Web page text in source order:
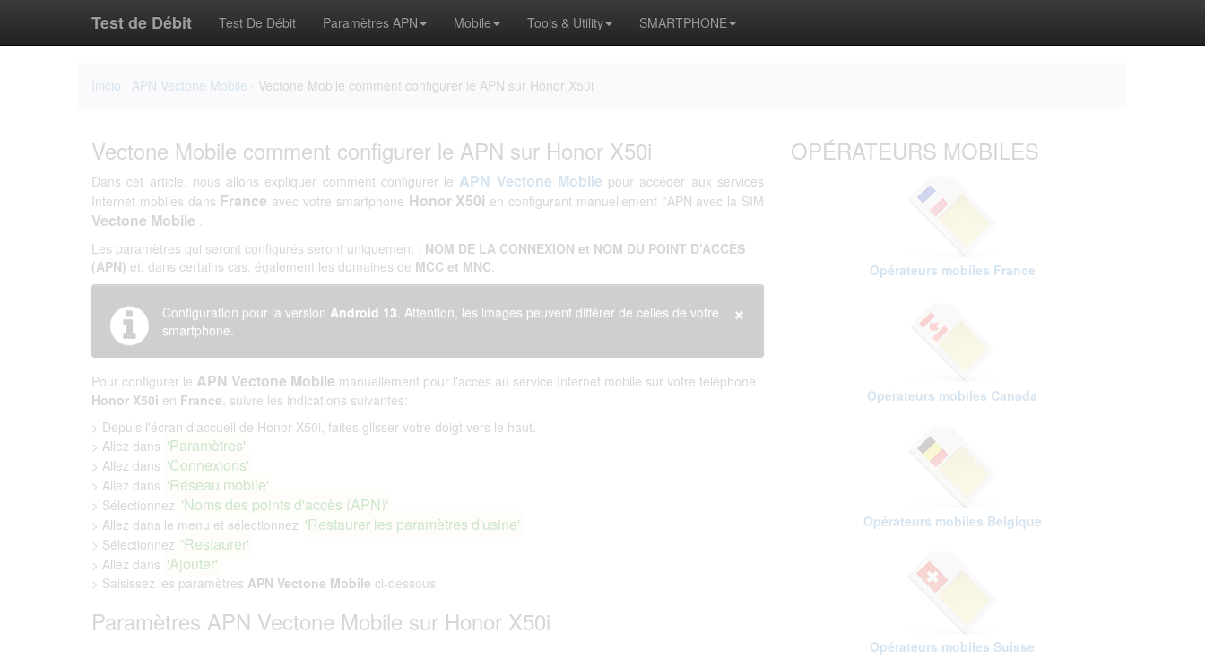
Test de Débit Test De Débit Paramètres APN Mobile Tools & Utility SMARTPHONE
Inicio APN Vectone Mobile · Vectone Mobile comment configurer le APN sur Honor X50i
Vectone Mobile comment configurer le APN sur Honor X50i
Dans cet article, nous allons expliquer comment configurer le APN Vectone Mobile pour accéder aux services
Internet mobiles dans France avec votre smartphone Honor X50i en configurant manuellement l'APN avec la SIM
Vectone Mobile .
Les paramètres qui seront configurés seront uniquement : NOM DE LA CONNEXION et NOM DU POINT D'ACCÈS
(APN) et, dans certains cas, également les domaines de MCC et MNC.
×
Configuration pour la version Android 13. Attention, les images peuvent différer de celles de votre
smartphone.
Pour configurer le APN Vectone Mobile manuellement pour l'accès au service Internet mobile sur votre téléphone
Honor X50i en France, suivre les indications suivantes:
> Depuis l'écran d'accueil de Honor X50i, faites glisser votre doigt vers le haut.
> Allez dans 'Paramètres'
> Allez dans 'Connexions'
> Allez dans 'Réseau mobile'
> Sélectionnez 'Noms des points d'accès (APN)'
> Allez dans le menu et sélectionnez 'Restaurer les paramètres d'usine'
> Sélectionnez 'Restaurer'
> Allez dans 'Ajouter'
> Saisissez les paramètres APN Vectone Mobile ci-dessous
Paramètres APN Vectone Mobile sur Honor X50i
OPÉRATEURS MOBILES
Opérateurs mobiles France
Opérateurs mobiles Canada
Opérateurs mobiles Belgique
Opérateurs mobiles Suisse